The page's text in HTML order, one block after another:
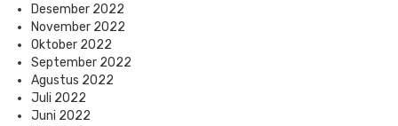
Desember 2022
November 2022
Oktober 2022
September 2022
Agustus 2022
Juli 2022
Juni 2022